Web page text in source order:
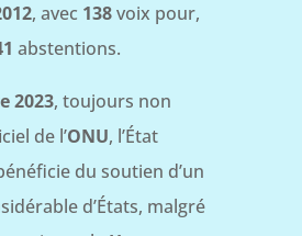
, avec 138voix pour,
abstentions.
2023, toujours non
de l’ONU, l’État
du soutien d’un
d’États, malgré